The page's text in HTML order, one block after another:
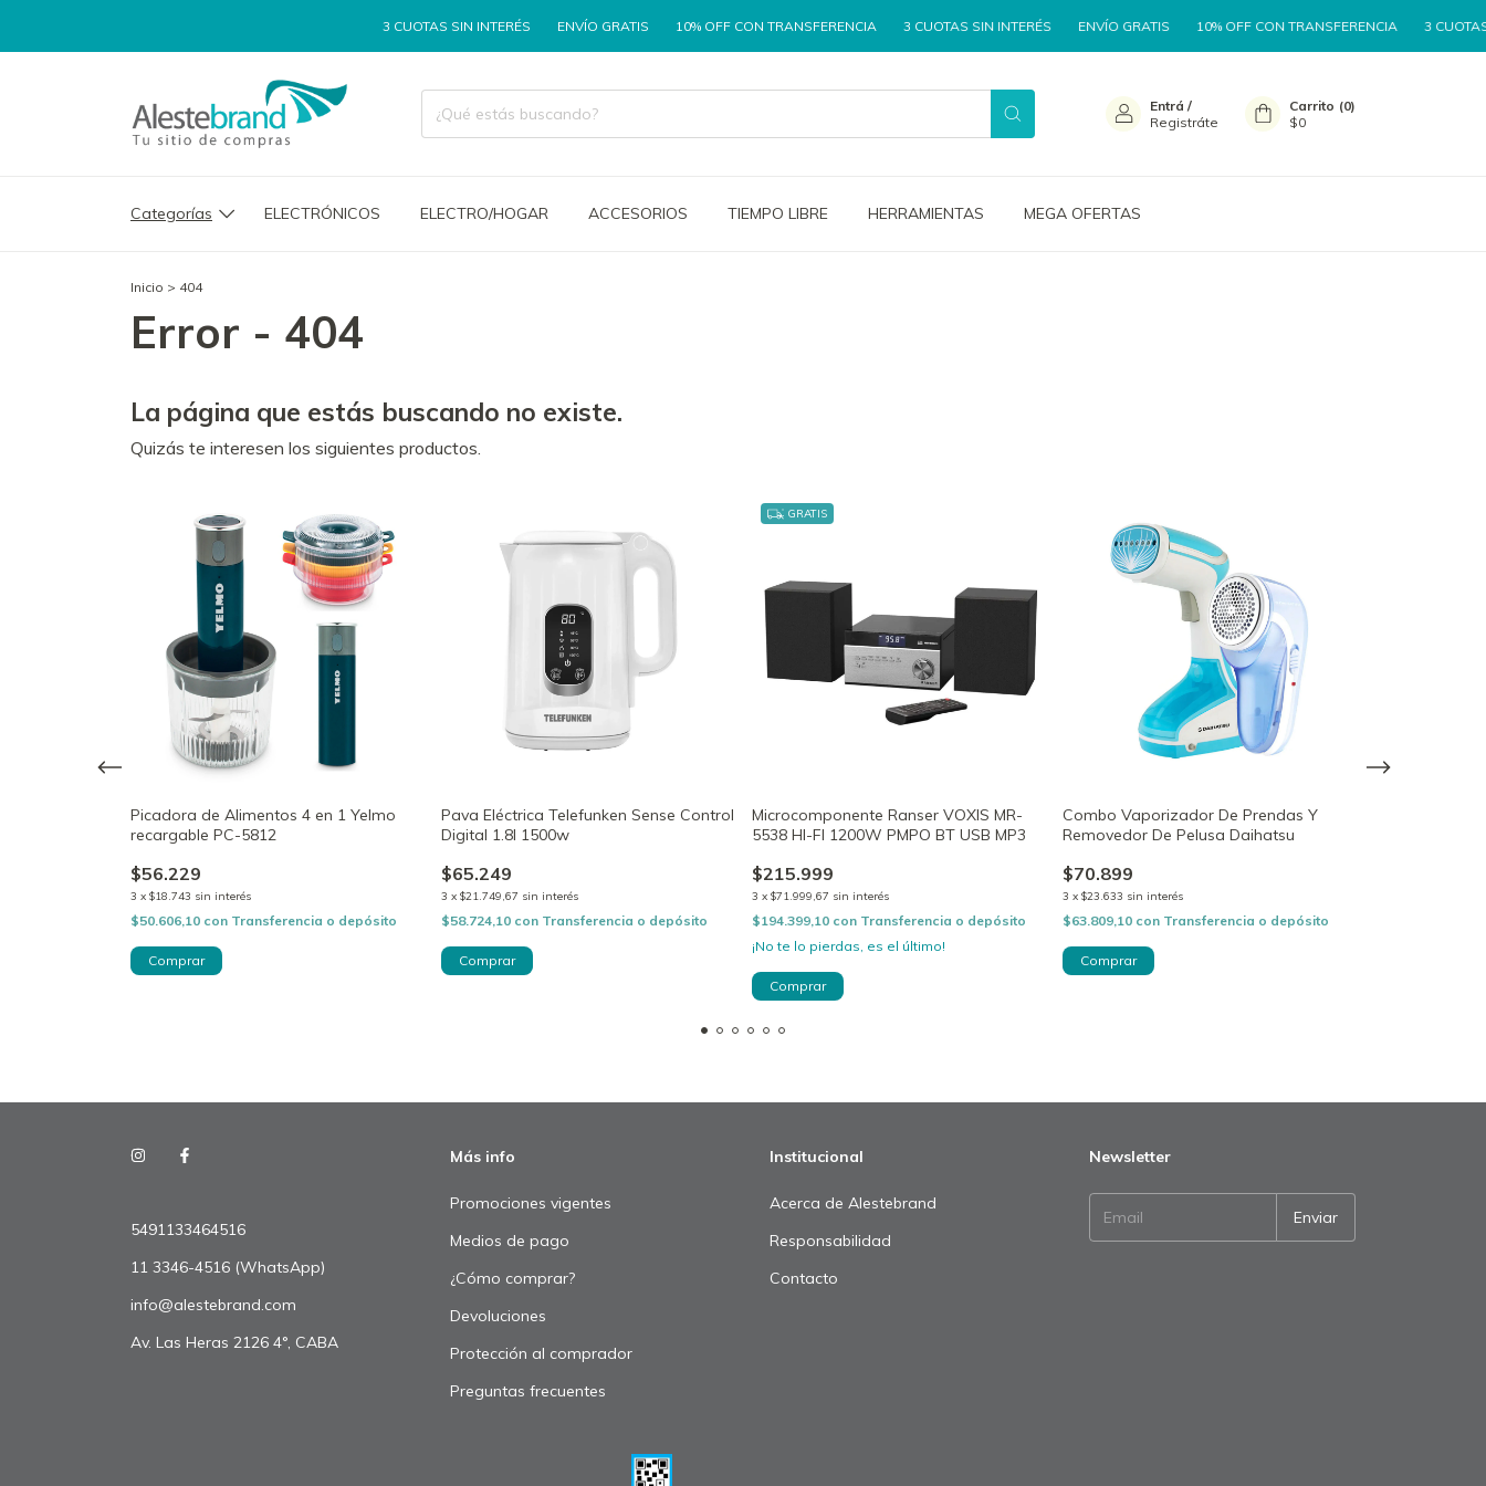
3 CUOTAS SIN INTERÉS ENVÍO GRATIS 10% OFF CON TRANSFERENCIA 3 CUOTAS SIN INTERÉS ENVÍO GRATIS 10% OFF CON TRANSFERENCIA 3 CUOTAS
Entrá /
Registráte
Carrito (0)
$0
Categorías ELECTRÓNICOS ELECTRO/HOGAR ACCESORIOS TIEMPO LIBRE HERRAMIENTAS MEGA OFERTAS
Inicio > 404
Error - 404
La página que estás buscando no existe.
Quizás te interesen los siguientes productos.
Picadora de Alimentos 4 en 1 Yelmo
recargable PC-5812
$56.229
3 x $18.743 sin interés
$50.606,10 con Transferencia o depósito
Pava Eléctrica Telefunken Sense Control
Digital 1.8l 1500w
$65.249
3 x $21.749,67 sin interés
$58.724,10 con Transferencia o depósito
GRATIS
Microcomponente Ranser VOXIS MR-
5538 HI-FI 1200W PMPO BT USB MP3
$215.999
3 x $71.999,67 sin interés
$194.399,10 con Transferencia o depósito
¡No te lo pierdas, es el último!
Combo Vaporizador De Prendas Y
Removedor De Pelusa Daihatsu
$70.899
3 x $23.633 sin interés
$63.809,10 con Transferencia o depósito
5491133464516
11 3346-4516 (WhatsApp)
info@alestebrand.com
Av. Las Heras 2126 4°, CABA
Más info
Promociones vigentes
Medios de pago
¿Cómo comprar?
Devoluciones
Protección al comprador
Preguntas frecuentes
Institucional
Acerca de Alestebrand
Responsabilidad
Contacto
Newsletter